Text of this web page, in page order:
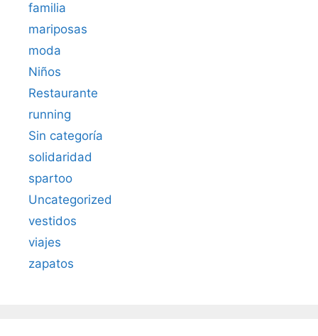
familia
mariposas
moda
Niños
Restaurante
running
Sin categoría
solidaridad
spartoo
Uncategorized
vestidos
viajes
zapatos